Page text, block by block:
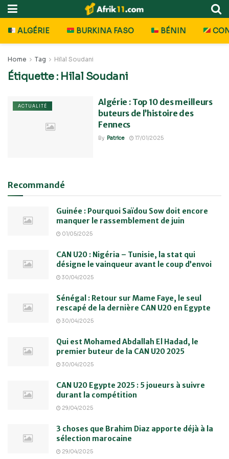
ALGÉRIE BURKINA FASO BÉNIN
Home Tag Hilal Soudani
Étiquette : Hilal Soudani
ACTUALITÉ
Algérie : Top 10 des meilleurs
buteurs de l’histoire des
Fennecs
By Patrice 17/01/2025
Recommandé
Guinée : Pourquoi Saïdou Sow doit encore
manquer le rassemblement de juin
01/05/2025
CAN U20 : Nigéria – Tunisie, la stat qui
désigne le vainqueur avant le coup d’envoi
30/04/2025
Sénégal : Retour sur Mame Faye, le seul
rescapé de la dernière CAN U20 en Egypte
30/04/2025
Qui est Mohamed Abdallah El Hadad, le
premier buteur de la CAN U20 2025
30/04/2025
CAN U20 Egypte 2025 : 5 joueurs à suivre
durant la compétition
29/04/2025
3 choses que Brahim Diaz apporte déjà à la
sélection marocaine
29/04/2025